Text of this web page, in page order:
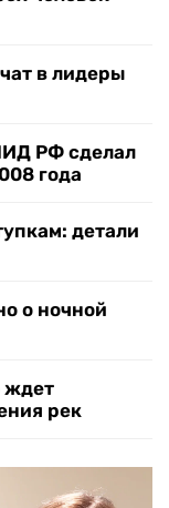
в лидеры
РФ сделал
года
детали
о ночной
ждет
рек